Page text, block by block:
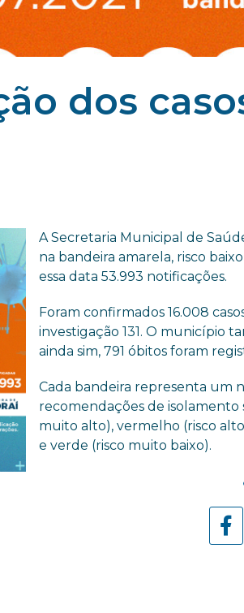
dos
A Secretaria Municipal de
na bandeira amarela, risco
essa data 53.993 notificações.
Foram confirmados 16.008
investigação 131. O município
ainda sim, 791 óbitos foram
Cada bandeira representa um
recomendações de isolamento
muito alto), vermelho (risco
e verde (risco muito baixo).